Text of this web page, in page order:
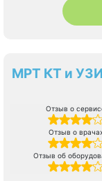
МРТ КТ и УЗИ
Отзыв о
Отзыв о
Отзыв об